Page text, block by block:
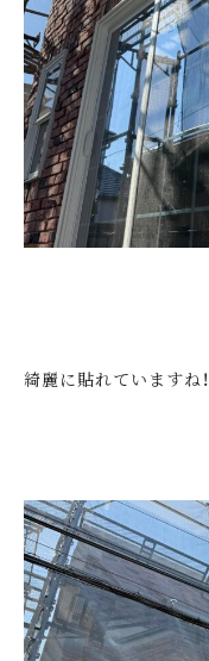
綺麗に貼れていますね！